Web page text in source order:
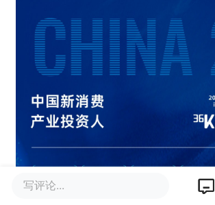
写评论...